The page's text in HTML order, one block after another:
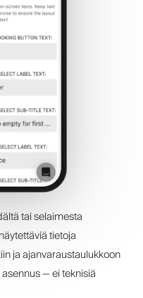
tai selaimesta
tietoja
ja ajanvaraustaulukkoon
— ei teknisiä